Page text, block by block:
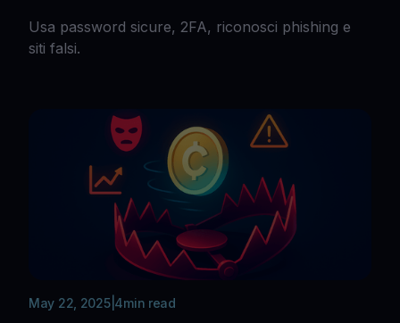
Usa password sicure, 2FA, riconosci phishing e
siti falsi.
May 22, 2025| 4min read